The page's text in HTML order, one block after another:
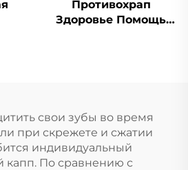
с
Противохрап
Здоровье Помощь
остановки дыхания
ртом во сне Лента
для рта
свои зубы во время
при скрежете и сжатии
индивидуальный
капп. По сравнению с